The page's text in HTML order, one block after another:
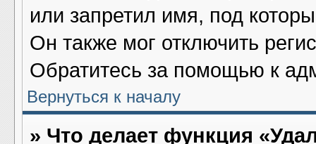
или запретил имя, под
Он также мог отключить
Обратитесь за помощью к
Вернуться к началу
» Что делает функция